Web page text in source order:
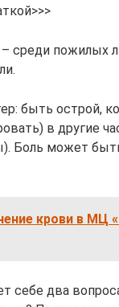
– среди
быть острой,
в другие
Боль может
крови в МЦ
себе два